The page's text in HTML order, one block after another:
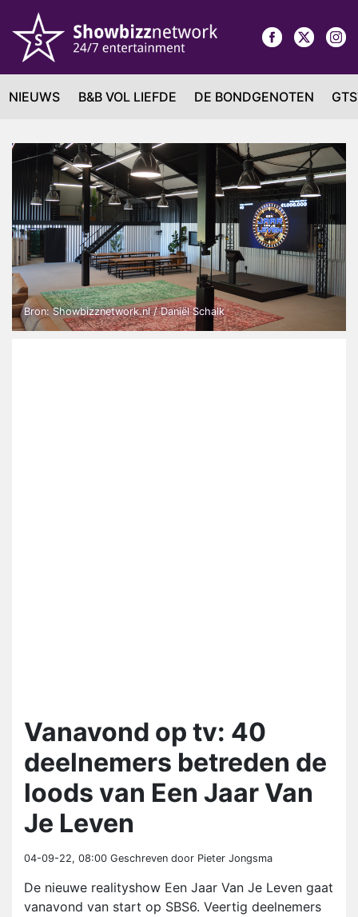
NIEUWS B&B VOL LIEFDE DE BONDGENOTEN
Bron: Showbizznetwork.nl / Daniël Schalk
Vanavond op tv: 40
deelnemers betreden de
loods van Een Jaar Van
Je Leven
04-09-22, 08:00 Geschreven door Pieter Jongsma
De nieuwe realityshow Een Jaar Van Je Leven gaat
vanavond van start op SBS6. Veertig deelnemers